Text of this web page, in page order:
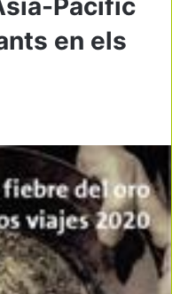
Pacífic
en els